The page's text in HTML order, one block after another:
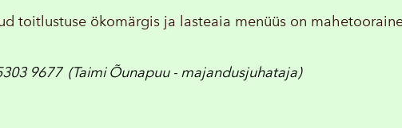
toitlustuse ökomärgis ja lasteaia menüüs on
9677 (Taimi Õunapuu - majandusjuhataja)